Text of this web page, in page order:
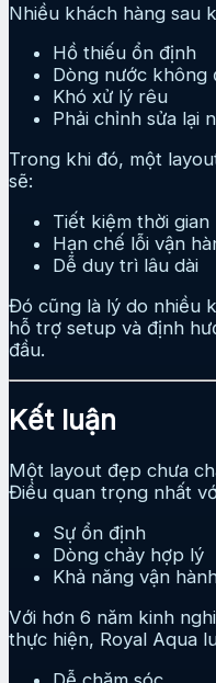
Nhiều khách hàng sau
Hồ thiếu ổn định
Dòng nước không
Khó xử lý rêu
Phải chỉnh sửa lại
Trong khi đó, một
sẽ:
Tiết kiệm thời gian
Hạn chế lỗi vận
Dễ duy trì lâu dài
Đó cũng là lý do nhiều
hỗ trợ setup và định
đầu.
Kết luận
Một layout đẹp chưa
Điều quan trọng nhất
Sự ổn định
Dòng chảy hợp lý
Khả năng vận
Với hơn 6 năm kinh
thực hiện, Royal Aqua